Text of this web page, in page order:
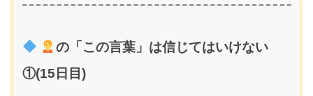
の「この言葉」は信じてはいけない
①(15日目)